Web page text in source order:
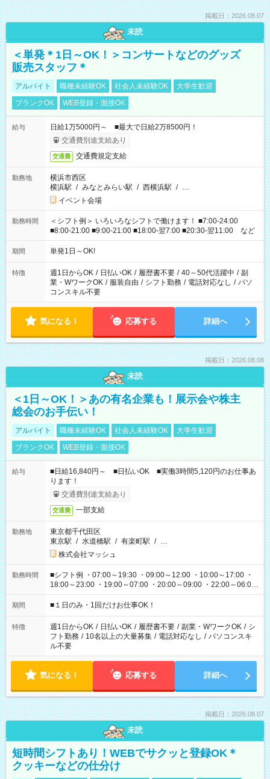
掲載日：2026.08.07
未読
＜単発＊1日～OK！＞コンサートなどのグッズ
販売スタッフ＊
アルバイト 職種未経験OK 社会人未経験OK
大学生歓迎
ブランクOK
WEB登録・面接OK
給与
日給1万5000円～ ■最大で日給2万8500円！
交通費別途支給あり
交通費 交通費規定支給
勤務地
横浜市西区
横浜駅 / みなとみらい駅 / 西横浜駅 / …
イベント会場
勤務時間
＜シフト例＞ いろいろなシフトで働けます！ ■7:00-24:00
■8:00-21:00 ■9:00-21:00 ■18:00-翌7:00 ■20:30-翌11:00 など
期間 単発1日～OK!
特徴 週1日からOK / 日払いOK / 履歴書不要 / 40～50代活躍中 / 副
業・WワークOK / 服装自由 / シフト勤務 / 電話対応なし / パソ
コンスキル不要
気になる！ 応募する 詳細へ
掲載日：2026.08.08
未読
＜1日～OK！＞あの有名企業も！展示会や株主
総会のお手伝い！
アルバイト 職種未経験OK 社会人未経験OK
大学生歓迎
ブランクOK
WEB登録・面接OK
給与
■日給16,840円～ ■日払いOK ■実働3時間5,120円のお仕事あ
ります！
交通費別途支給あり
交通費 一部支給
勤務地
東京都千代田区
東京駅 / 水道橋駅 / 有楽町駅 / …
株式会社マッシュ
勤務時間
■シフト例 ・07:00～19:30 ・09:00～12:00 ・10:00～17:00 ・
18:00～23:00 ・19:00～07:00 ・20:00～09:00 ・22:00～06:00
etc ★最短で3時間で5,120円のお仕事から 15時間で2万円近く稼
げるお仕事も！ ご希望のお時間に合わせてご紹介！ ※シフトは
ください！
期間 ■１日のみ・1回だけお仕事OK！
特徴 週1日からOK / 日払いOK / 履歴書不要 / 副業・WワークOK / シ
フト勤務 / 10名以上の大量募集 / 電話対応なし / パソコンスキ
ル不要
気になる！ 応募する 詳細へ
掲載日：2026.08.07
未読
短時間シフトあり！WEBでサクッと登録OK＊
クッキーなどの仕分け